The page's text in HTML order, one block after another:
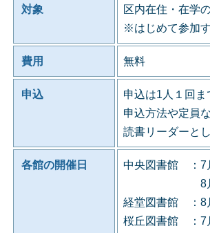
対象
区内在住・在学
※はじめて参加
費用 無料
申込
申込は1人１回
申込方法や定員
読書リーダーと
各館の開催日
中央図書館 ：7
8月 5日（
経堂図書館 ：8
桜丘図書館 ：7